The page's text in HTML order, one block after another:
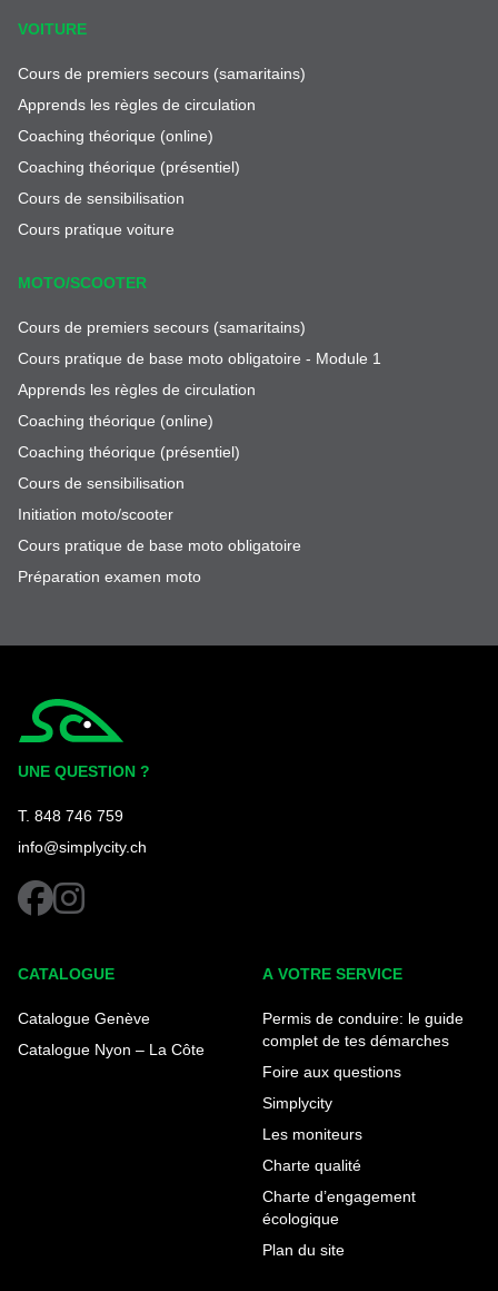
VOITURE
Cours de premiers secours (samaritains)
Apprends les règles de circulation
Coaching théorique (online)
Coaching théorique (présentiel)
Cours de sensibilisation
Cours pratique voiture
MOTO/SCOOTER
Cours de premiers secours (samaritains)
Cours pratique de base moto obligatoire - Module 1
Apprends les règles de circulation
Coaching théorique (online)
Coaching théorique (présentiel)
Cours de sensibilisation
Initiation moto/scooter
Cours pratique de base moto obligatoire
Préparation examen moto
UNE QUESTION ?
T. 848 746 759
info@simplycity.ch
facebookinstagram
CATALOGUE
Catalogue Genève
Catalogue Nyon – La Côte
A VOTRE SERVICE
Permis de conduire: le guide
complet de tes démarches
Foire aux questions
Simplycity
Les moniteurs
Charte qualité
Charte d’engagement
écologique
Plan du site